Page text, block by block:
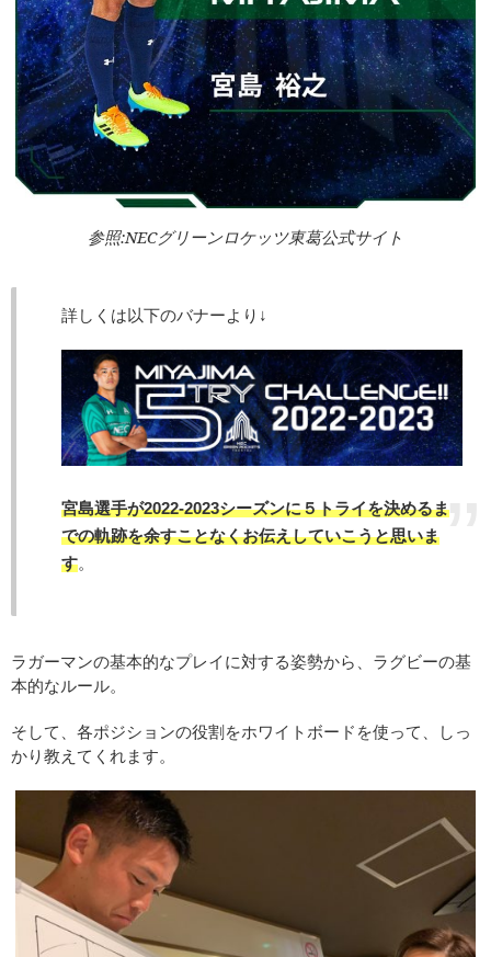
参照:NECグリーンロケッツ東葛公式サイト
詳しくは以下のバナーより↓
宮島選手が2022-2023シーズンに５トライを決めるま
での軌跡を余すことなくお伝えしていこうと思いま
す。
ラガーマンの基本的なプレイに対する姿勢から、ラグビーの基
本的なルール。
そして、各ポジションの役割をホワイトボードを使って、しっ
かり教えてくれます。